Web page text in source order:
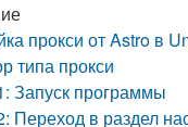
прокси от Astro в
типа прокси
Запуск программы
Переход в раздел